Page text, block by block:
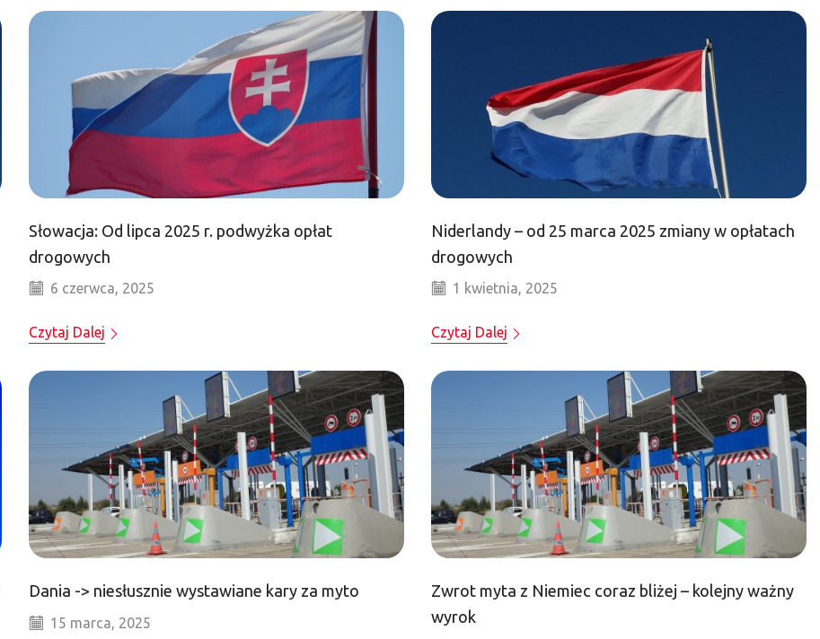
Słowacja: Od lipca 2025 r. podwyżka opłat
drogowych
6 czerwca, 2025
Czytaj Dalej
Niderlandy – od 25 marca 2025 zmiany w opłatach
drogowych
1 kwietnia, 2025
Czytaj Dalej
Dania -> niesłusznie wystawiane kary za myto
15 marca, 2025
Zwrot myta z Niemiec coraz bliżej – kolejny ważny
wyrok